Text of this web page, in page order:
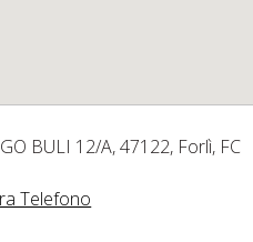
BULI 12/A,47122, Forlì, FC
Telefono